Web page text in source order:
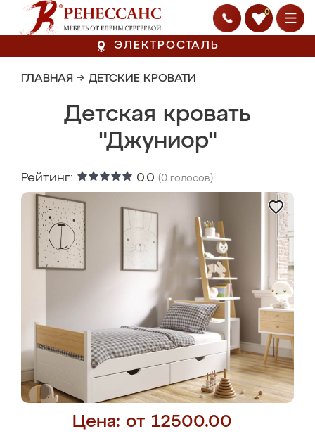
0
ЭЛЕКТРОСТАЛЬ
ГЛАВНАЯ → ДЕТСКИЕ КРОВАТИ
Детская кровать
"Джуниор"
Рейтинг: 0.0 (0 голосов)
Цена: от 12500.00